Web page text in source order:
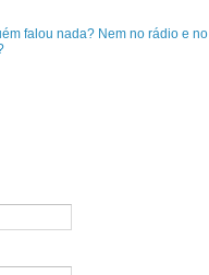
falou nada? Nem no rádio e no